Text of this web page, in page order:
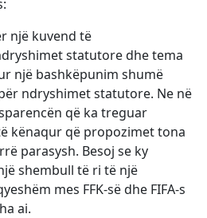
një kuvend të
statutore dhe tema
një bashkëpunim shumë
ndryshimet statutore. Ne në
që ka treguar
kënaqur që propozimet tona
parasysh. Besoj se ky
shembull të ri të një
mes FFK-së dhe FIFA-s
ai.